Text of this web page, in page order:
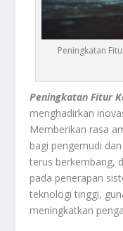
Peningkatan
Peningkatan Fitur
menghadirkan
Memberikan rasa
bagi pengemudi
terus berkembang,
pada penerapan
teknologi tinggi,
meningkatkan